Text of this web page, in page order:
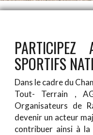
PARTICIPEZ
SPORTIFS
Dans le cadre du
Tout- Terrain ,
Organisateurs de
devenir un acteur
contribuer ainsi à